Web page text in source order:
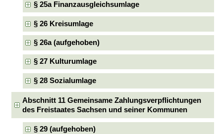
§ 25a Finanzausgleichsumlage
§ 26 Kreisumlage
§ 26a (aufgehoben)
§ 27 Kulturumlage
§ 28 Sozialumlage
Abschnitt 11 Gemeinsame Zahlungsverpflichtungen
des Freistaates Sachsen und seiner Kommunen
§ 29 (aufgehoben)